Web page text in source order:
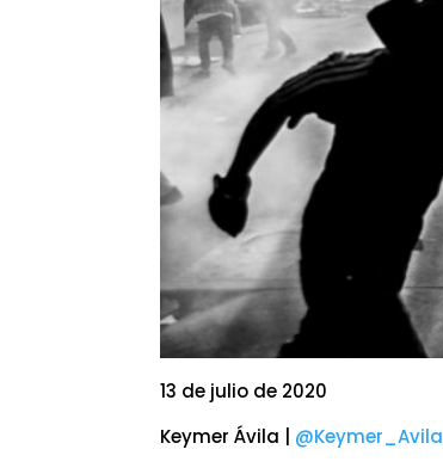
13 de julio de 2020
Keymer Ávila | @Keymer_Avila